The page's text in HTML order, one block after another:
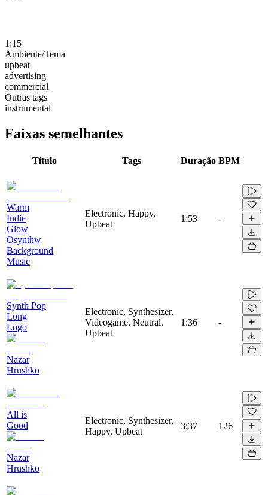
1:15
Ambiente/Tema
upbeat
advertising
commercial
Outras tags
instrumental
Faixas semelhantes
Título Tags Duração BPM
Warm
Indie
Glow
Osynthw
Background
Music
Electronic, Happy,
Upbeat
1:53 -
Synth Pop
Long
Logo
Nazar
Hrushko
Electronic, Synthesizer,
Videogame, Neutral,
Upbeat
1:36 -
All is
Good
Nazar
Hrushko
Electronic, Synthesizer,
Happy, Upbeat
3:37 126